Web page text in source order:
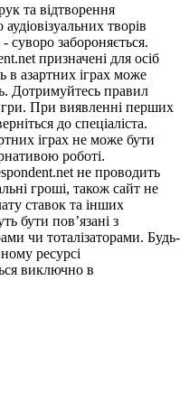
та відтворення
творів
суворо забороняється.
призначені для осіб
в азартних іграх може
Дотримуйтесь правил
гри. При виявленні перших
до спеціаліста.
іграх не може бути
роботі.
не проводить
гроші, також сайт не
ставок та інших
бути пов’язані з
чи тоталізаторами. Будь-
ресурсі
виключно в